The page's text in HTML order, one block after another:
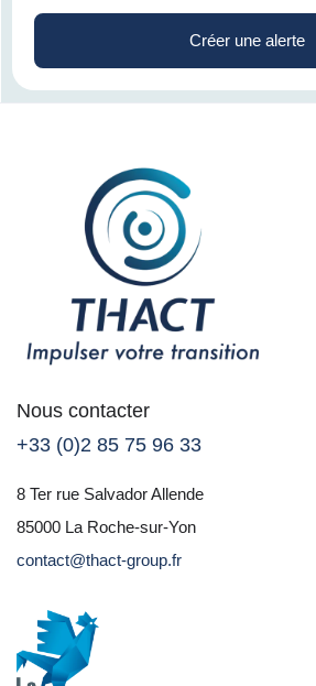
Créer une alerte
Nous contacter
+33 (0)2 85 75 96 33
8 Ter rue Salvador Allende
85000 La Roche-sur-Yon
contact@thact-group.fr